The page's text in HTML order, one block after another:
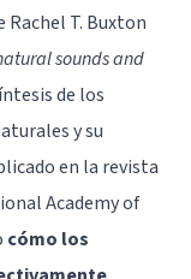
T. Buxton
sounds and
de los
y su
en la revista
Academy of
cómo los